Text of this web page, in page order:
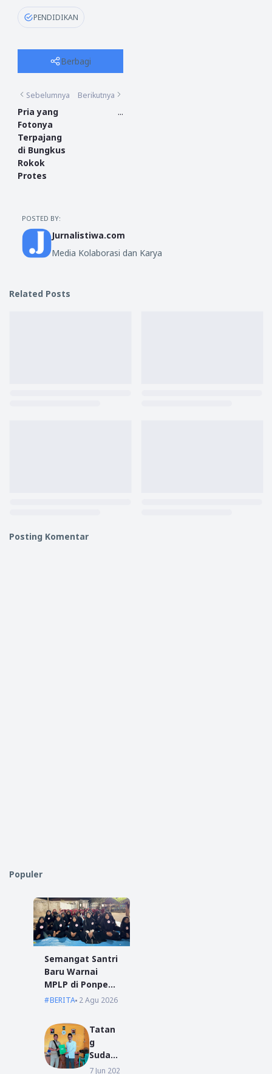
PENDIDIKAN
Berbagi
Sebelumnya
Pria yang
Fotonya
Terpajang
di Bungkus
Rokok
Protes
Berikutnya
...
POSTED BY:
Jurnalistiwa.com
Media Kolaborasi dan Karya
Related Posts
Posting Komentar
Populer
Semangat Santri
Baru Warnai
MPLP di Ponpes
Miftahul Ulum
BERITA 2 Agu 2026
Tatan
g
Sudar
maBERITA
7 Jun 2022